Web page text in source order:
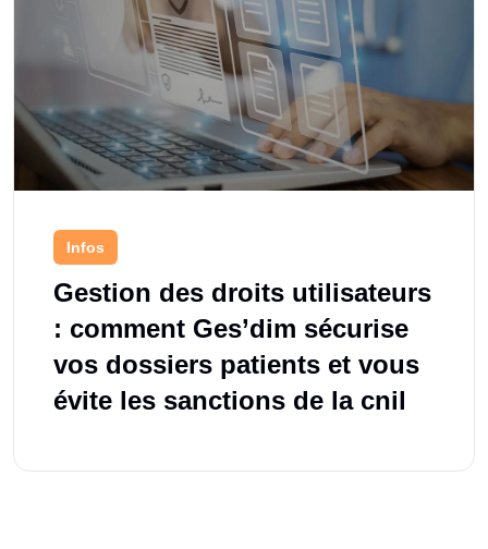
Infos
Gestion des droits utilisateurs
: comment Ges’dim sécurise
vos dossiers patients et vous
évite les sanctions de la cnil